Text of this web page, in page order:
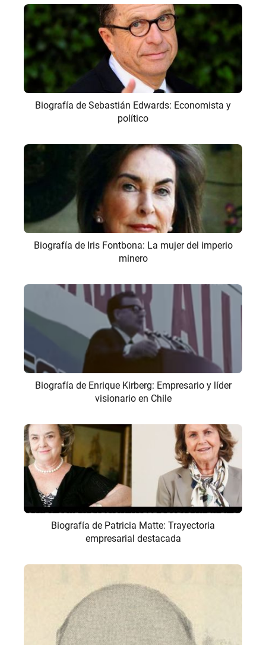
Biografía de Sebastián Edwards: Economista y
político
Biografía de Iris Fontbona: La mujer del imperio
minero
Biografía de Enrique Kirberg: Empresario y líder
visionario en Chile
Biografía de Patricia Matte: Trayectoria
empresarial destacada